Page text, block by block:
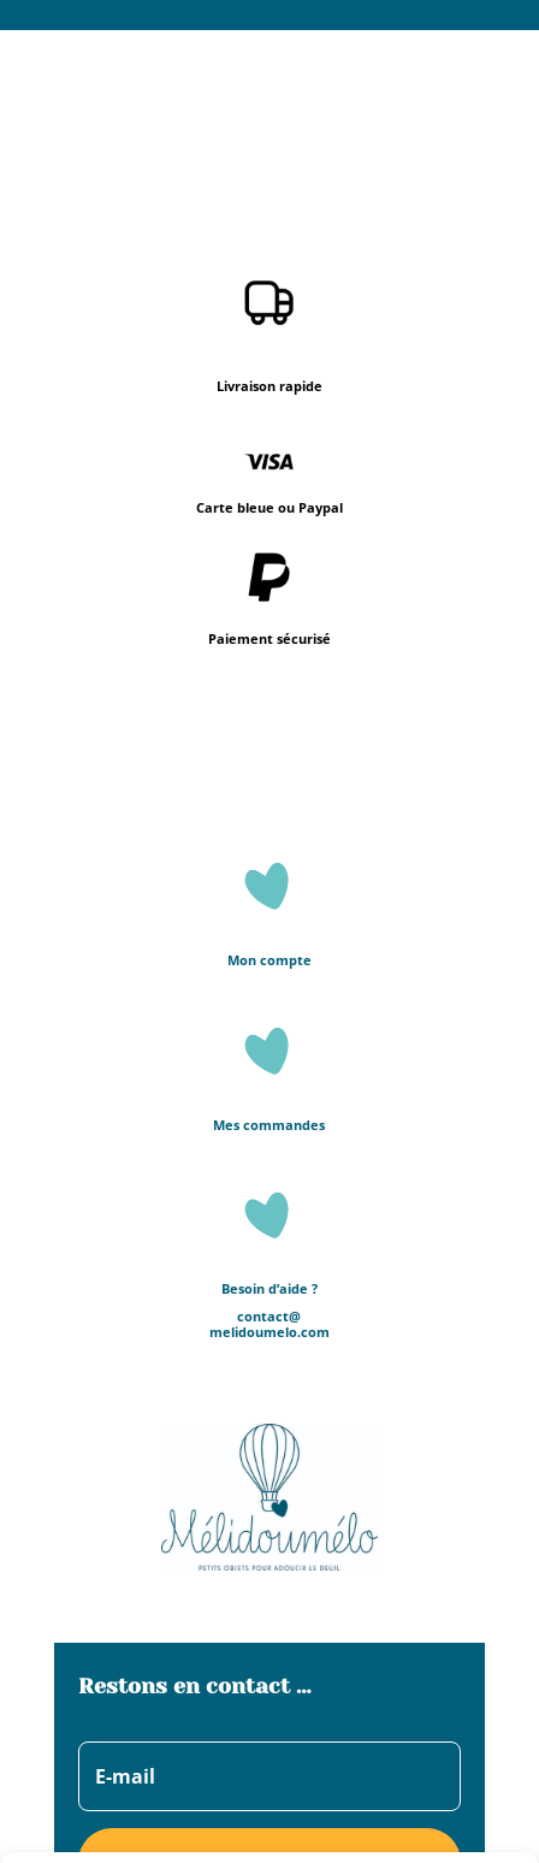
Livraison rapide
Carte bleue ou Paypal
Paiement sécurisé
Mon compte
Mes commandes
Besoin d’aide ?
contact@
melidoumelo.com
Restons en contact …